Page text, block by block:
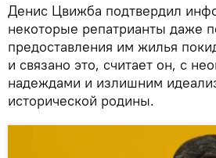
Денис Цвижба подтвердил
некоторые репатрианты даже
предоставления им жилья
и связано это, считает он, с
надеждами и излишним
исторической родины.